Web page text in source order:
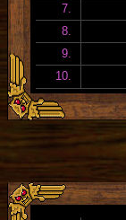
7.
8.
9.
10.